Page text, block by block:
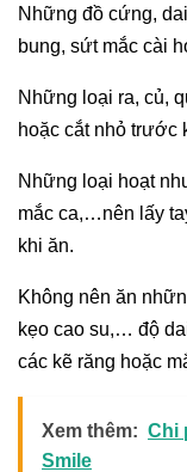
Những đồ cứng,
bung, sứt mắc cài
Những loại ra, củ,
hoặc cắt nhỏ trước
Những loại hoạt
mắc ca,…nên lấy
khi ăn.
Không nên ăn
kẹo cao su,… độ
các kẽ răng hoặc
Xem thêm: Chi
Smile